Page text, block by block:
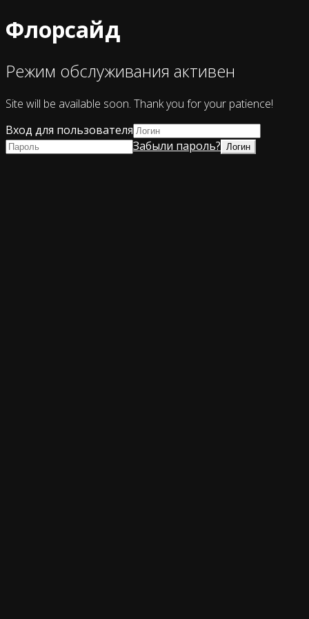
Флорсайд
Режим обслуживания активен
Site will be available soon. Thank you for your patience!
Вход для пользователя
Забыли пароль?